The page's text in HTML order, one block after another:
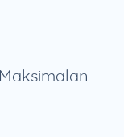
Maksimalan